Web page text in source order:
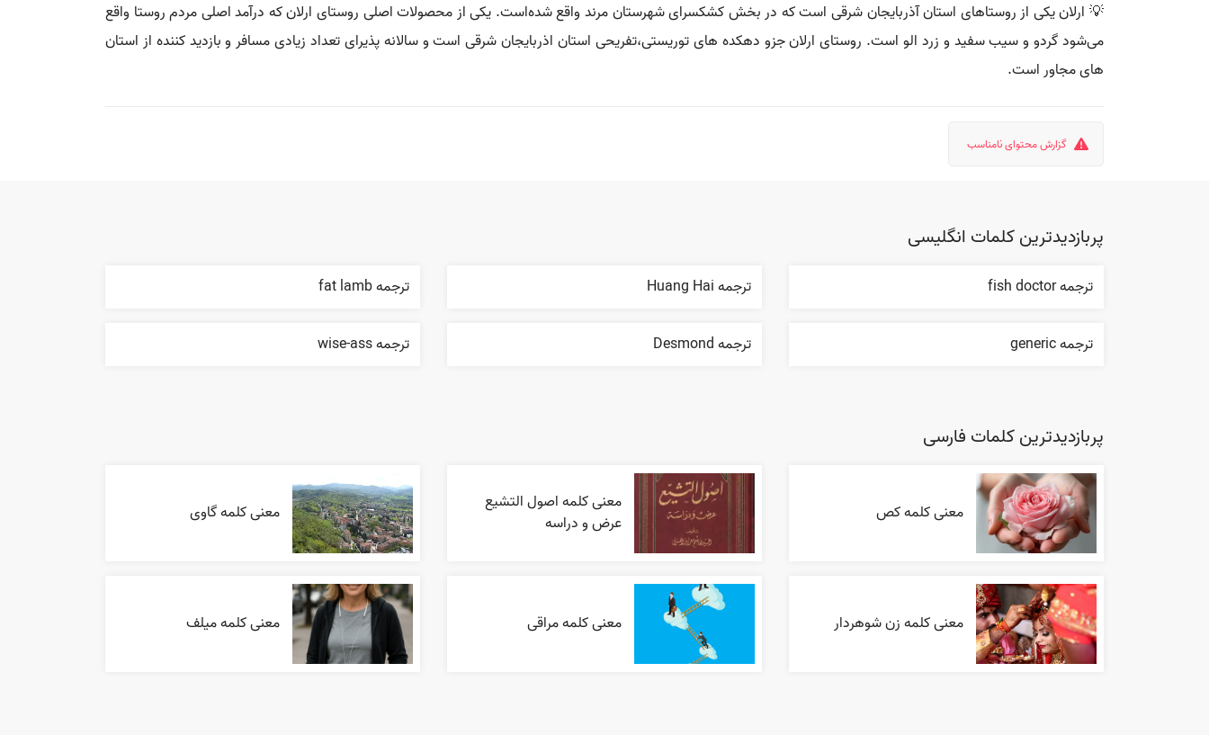
💡 ارلان یکی از روستاهای استان آذربایجان شرقی است که در بخش کشکسرای شهرستان مرند واقع شده‌است. یکی از محصولات اصلی روستای ارلان که درآمد اصلی مردم روستا واقع
می‌شود گردو و سیب سفید و زرد الو است. روستای ارلان جزو دهکده های توریستی،تفریحی استان اذربایجان شرقی است و سالانه پذیرای تعداد زیادی مسافر و بازدید کننده از استان
های مجاور است.
گزارش محتوای نامناسب
پربازدیدترین کلمات انگلیسی
ترجمه fish doctor ترجمه Huang Hai ترجمه fat lamb
ترجمه generic ترجمه Desmond ترجمه wise-ass
پربازدیدترین کلمات فارسی
معنی کلمه کص
معنی کلمه اصول التشیع
عرض و دراسه
معنی کلمه گاوی
معنی کلمه زن شوهردار معنی کلمه مراقی معنی کلمه میلف